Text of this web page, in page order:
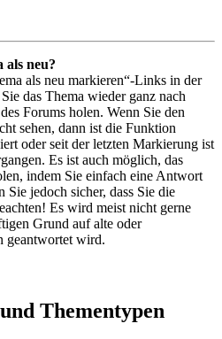
als neu?
als neu markieren“-Links in der
das Thema wieder ganz nach
Forums holen. Wenn Sie den
sehen, dann ist die Funktion
oder seit der letzten Markierung ist
Es ist auch möglich, das
indem Sie einfach eine Antwort
Sie jedoch sicher, dass Sie die
Es wird meist nicht gerne
Grund auf alte oder
geantwortet wird.
Thementypen